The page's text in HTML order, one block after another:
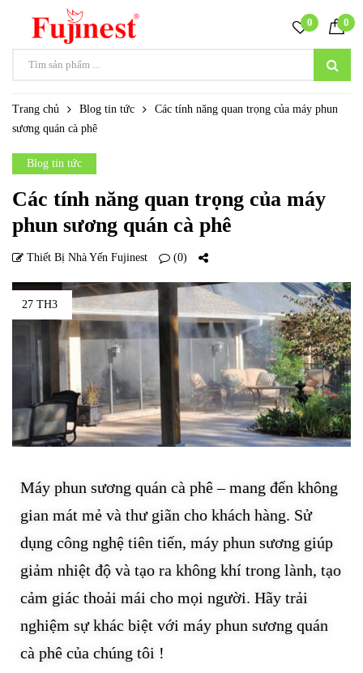
0 0
Trang chủ Blog tin tức
Các tính năng quan trọng của máy phun
sương quán cà phê
Blog tin tức
Các tính năng quan trọng của máy
phun sương quán cà phê
Thiết Bị Nhà Yến Fujinest (0)
27 TH3
Máy phun sương quán cà phê – mang đến không
gian mát mẻ và thư giãn cho khách hàng. Sử
dụng công nghệ tiên tiến, máy phun sương giúp
giảm nhiệt độ và tạo ra không khí trong lành, tạo
cảm giác thoải mái cho mọi người. Hãy trải
nghiệm sự khác biệt với máy phun sương quán
cà phê của chúng tôi !